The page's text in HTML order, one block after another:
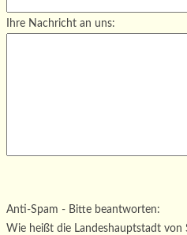
Ihre Nachricht an uns:
Bitte lasse dieses Feld leer.
Anti-Spam - Bitte beantworten:
Wie heißt die Landeshauptstadt von